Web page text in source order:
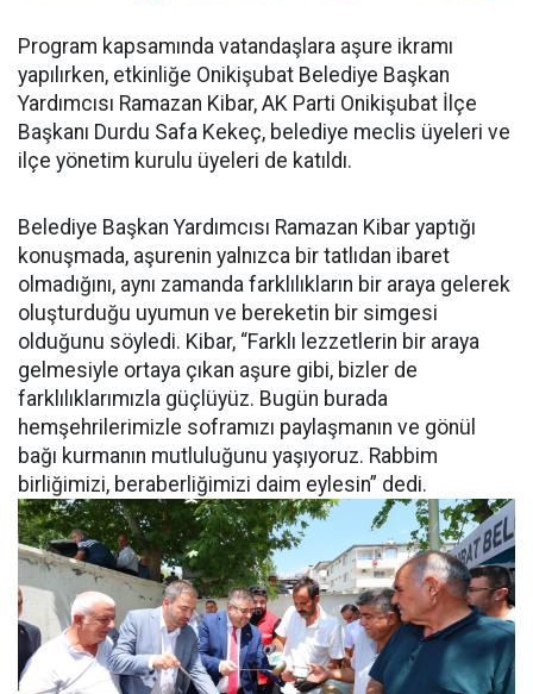
Program kapsamında vatandaşlara aşure ikramı
yapılırken, etkinliğe Onikişubat Belediye Başkan
Yardımcısı Ramazan Kibar, AK Parti Onikişubat İlçe
Başkanı Durdu Safa Kekeç, belediye meclis üyeleri ve
ilçe yönetim kurulu üyeleri de katıldı.
Belediye Başkan Yardımcısı Ramazan Kibar yaptığı
konuşmada, aşurenin yalnızca bir tatlıdan ibaret
olmadığını, aynı zamanda farklılıkların bir araya gelerek
oluşturduğu uyumun ve bereketin bir simgesi
olduğunu söyledi. Kibar, “Farklı lezzetlerin bir araya
gelmesiyle ortaya çıkan aşure gibi, bizler de
farklılıklarımızla güçlüyüz. Bugün burada
hemşehrilerimizle soframızı paylaşmanın ve gönül
bağı kurmanın mutluluğunu yaşıyoruz. Rabbim
birliğimizi, beraberliğimizi daim eylesin” dedi.